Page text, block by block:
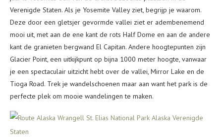
Verenigde Staten. Als je Yosemite Valley ziet, begrijp je waarom.
Deze door een gletsjer gevormde vallei ziet er adembenemend
mooi uit, met aan de ene kant de rots Half Dome en aan de andere
kant de granieten bergwand El Capitan. Andere hoogtepunten zijn
Glacier Point, een uitkijkpunt op bijna 1000 meter hoogte, vanwaar
je een spectaculair uitzicht hebt over de vallei, Mirror Lake en de
Tioga Road. Trek je wandelschoenen maar aan want het park is de
perfecte plek om mooie wandelingen te maken.